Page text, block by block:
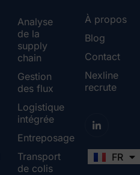
Analyse
de la
supply
chain
Gestion
des flux
Logistique
intégrée
Entreposage
Transport
de colis
À propos
Blog
Contact
Nexline
recrute
FR
EN